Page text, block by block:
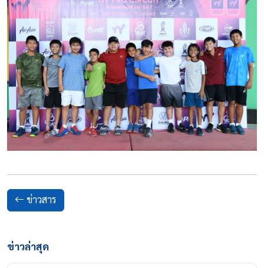
ข่าวสาร
ข่าวล่าสุด